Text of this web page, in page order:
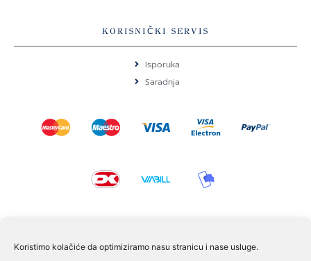
Koristimo kolačiće da optimiziramo nasu stranicu i nase usluge.
KORISNIČKI SERVIS
Isporuka
Saradnja